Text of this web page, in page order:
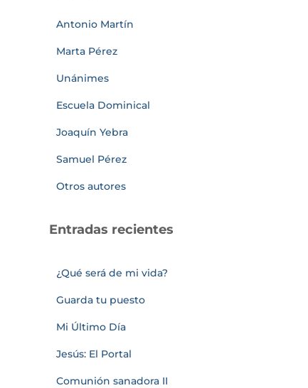
Antonio Martín
Marta Pérez
Unánimes
Escuela Dominical
Joaquín Yebra
Samuel Pérez
Otros autores
Entradas recientes
¿Qué será de mi vida?
Guarda tu puesto
Mi Último Día
Jesús: El Portal
Comunión sanadora II